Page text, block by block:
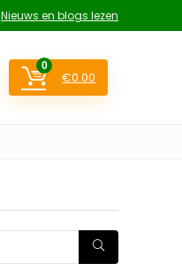
Nieuws en blogs lezen
0
€0.00